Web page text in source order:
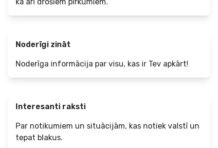
Noderīgi zināt
Noderīga informācija par visu, kas ir Tev apkārt!
Interesanti raksti
Par notikumiem un situācijām, kas notiek valstī un
tepat blakus.